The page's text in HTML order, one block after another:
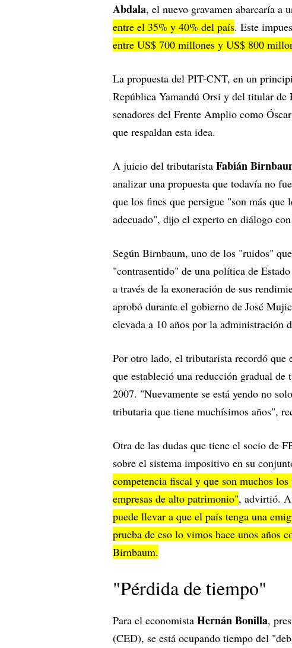
Abdala, el nuevo gravamen abarcaría a
entre el 35% y 40% del país. Este
entre US$ 700 millones y US$ 800
La propuesta del PIT-CNT, en un
República Yamandú Orsi y del titular de
senadores del Frente Amplio como
que respaldan esta idea.
A juicio del tributarista Fabián
analizar una propuesta que todavía no
que los fines que persigue "son más
adecuado", dijo el experto en diálogo
Según Birnbaum, uno de los "ruidos"
"contrasentido" de una política de
a través de la exoneración de sus
aprobó durante el gobierno de José
elevada a 10 años por la administración
Por otro lado, el tributarista recordó que
que estableció una reducción gradual de
2007. "Nuevamente se está yendo no
tributaria que tiene muchísimos años",
Otra de las dudas que tiene el socio de
sobre el sistema impositivo en su
competencia fiscal y que son muchos
empresas de alto patrimonio", advirtió.
puede llevar a que el país tenga una
prueba de eso lo vimos hace unos años
Birnbaum.
"Pérdida de tiempo"
Para el economista Hernán Bonilla,
(CED), se está ocupando tiempo del